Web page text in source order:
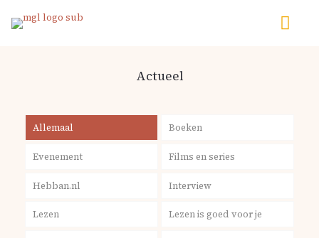
Actueel
Allemaal Boeken
Evenement Films en series
Hebban.nl Interview
Lezen Lezen is goed voor je